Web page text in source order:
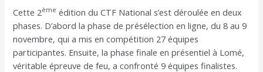
Cette 2ème édition du CTF National s’est déroulée en deux
phases. D’abord la phase de présélection en ligne, du 8 au 9
novembre, qui a mis en compétition 27 équipes
participantes. Ensuite, la phase finale en présentiel à Lomé,
véritable épreuve de feu, a confronté 9 équipes finalistes.